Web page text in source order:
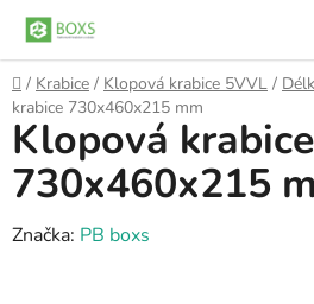
Přejít
obsah
Domů
/ Krabice / Klopová krabice 5VVL /
krabice 730x460x215 mm
Klopová krabice
730x460x215
Značka: PB boxs